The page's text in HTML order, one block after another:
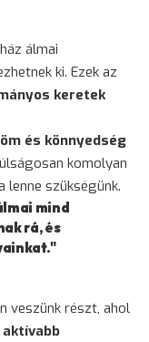
álmai
ki. Ezek az
keretek
és könnyedség
komolyan
szükségünk.
mind
rá, és
veszünk részt, ahol
aktívabb